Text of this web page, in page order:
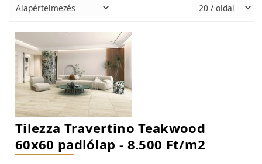
Tilezza Travertino Teakwood
60x60 padlólap - 8.500 Ft/m2